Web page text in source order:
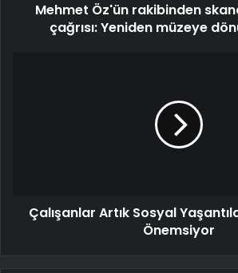
Mehmet Öz'ün rakibinden
çağrısı: Yeniden müzeye
Çalışanlar Artık Sosyal
Önemsiyor